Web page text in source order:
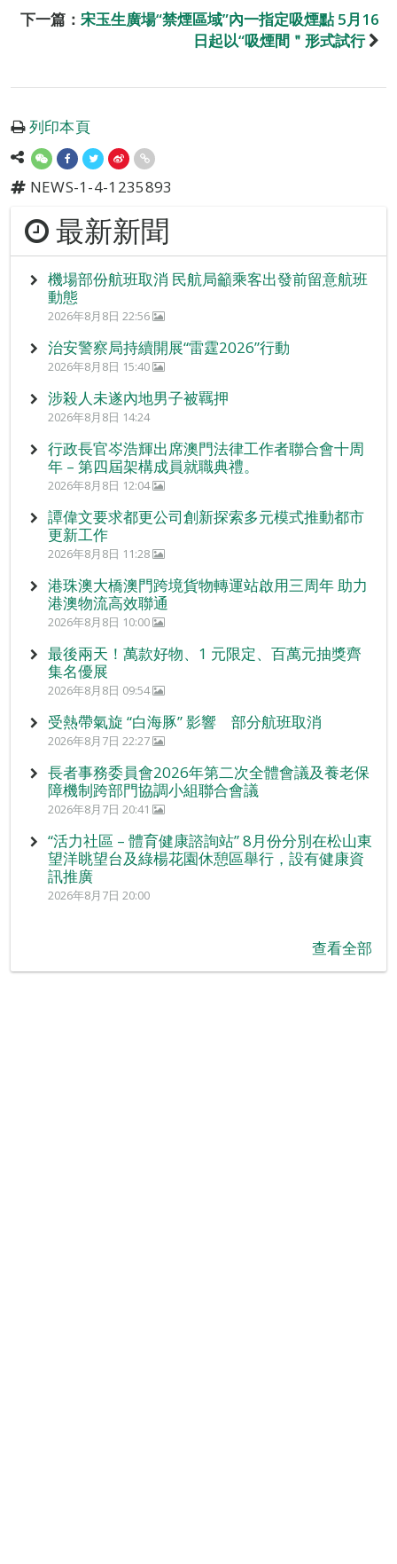
下一篇： 宋玉生廣場“禁煙區域”內一指定吸煙點 5月16
日起以“吸煙間＂形式試行
列印本頁
NEWS-1-4-1235893
最新新聞
機場部份航班取消 民航局籲乘客出發前留意航班
動態
2026年8月8日 22:56
治安警察局持續開展“雷霆2026”行動
2026年8月8日 15:40
涉殺人未遂內地男子被羈押
2026年8月8日 14:24
行政長官岑浩輝出席澳門法律工作者聯合會十周
年 – 第四屆架構成員就職典禮。
2026年8月8日 12:04
譚偉文要求都更公司創新探索多元模式推動都市
更新工作
2026年8月8日 11:28
港珠澳大橋澳門跨境貨物轉運站啟用三周年 助力
港澳物流高效聯通
2026年8月8日 10:00
最後兩天！萬款好物、1 元限定、百萬元抽獎齊
集名優展
2026年8月8日 09:54
受熱帶氣旋 “白海豚” 影響 部分航班取消
2026年8月7日 22:27
長者事務委員會2026年第二次全體會議及養老保
障機制跨部門協調小組聯合會議
2026年8月7日 20:41
“活力社區 – 體育健康諮詢站” 8月份分別在松山東
望洋眺望台及綠楊花園休憩區舉行，設有健康資
訊推廣
2026年8月7日 20:00
查看全部